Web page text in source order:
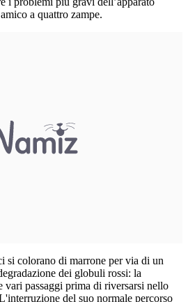
a quattro zampe.
si colorano di marrone per via di un
dei globuli rossi: la
vari passaggi prima di riversarsi nello
del suo normale percorso